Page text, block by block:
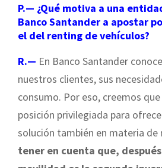
P.— ¿Qué motiva a una
Banco Santander a apostar
el del renting de vehículos?
R.— En Banco Santander
nuestros clientes, sus
consumo. Por eso, creemos
posición privilegiada para
solución también en materia de
tener en cuenta que,